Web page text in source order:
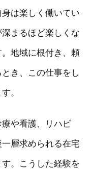
は楽しく働いてい
まるほど楽しくな
地域に根付き、頼
き、この仕事をし
。
や看護、リハビ
層求められる在宅
。こうした経験を